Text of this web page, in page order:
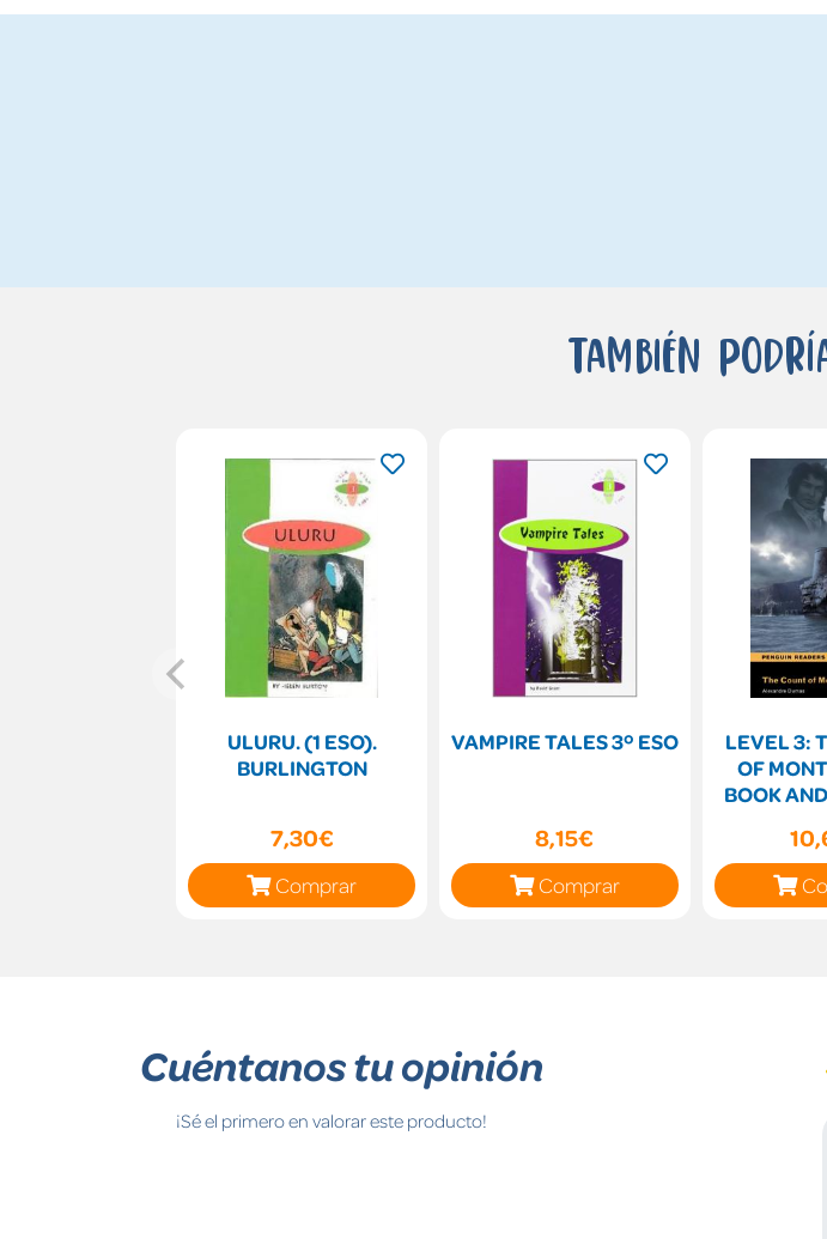
También
ULURU. (1 ESO).
BURLINGTON
7,30€
Comprar
VAMPIRE TALES 3º ESO
8,15€
Comprar
LEVEL 3:
OF
BOOK
Cuéntanos tu opinión
¡Sé el primero en valorar este producto!